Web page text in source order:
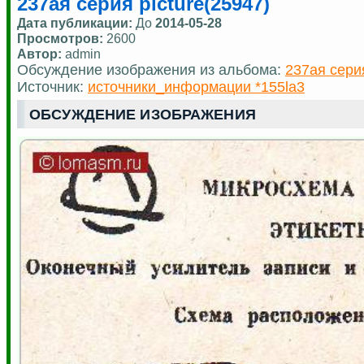
Дата публикации: До 2014-05-28
Просмотров: 2600
Автор: admin
Обсуждение изображения из альбома: 237ая
Источник: источники_информации *155la3
ОБСУЖДЕНИЕ ИЗОБРАЖЕНИЯ